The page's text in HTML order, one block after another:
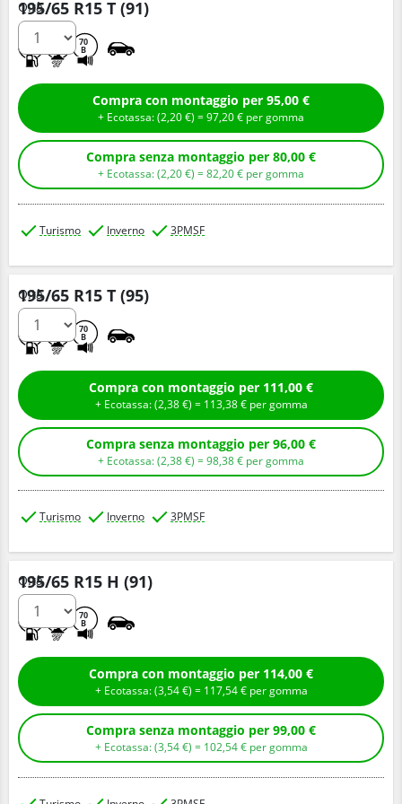
195/65 R15 T (91)
70
B
Q.tà
Compra con montaggio per 95,00 €
+ Ecotassa: (2,20€ ) =97,20€ per gomma
Compra senza montaggio per 80,00 €
+ Ecotassa: (2,20€ ) =82,20€ per gomma
Turismo Inverno 3PMSF
195/65 R15 T (95)
70
B
Q.tà
Compra con montaggio per 111,00 €
+ Ecotassa: (2,38€ ) = 113,38€ per gomma
Compra senza montaggio per 96,00 €
+ Ecotassa: (2,38€ ) =98,38€ per gomma
Turismo Inverno 3PMSF
195/65 R15 H (91)
70
B
Q.tà
Compra con montaggio per 114,00 €
+ Ecotassa: (3,54€ ) = 117,54€ per gomma
Compra senza montaggio per 99,00 €
+ Ecotassa: (3,54€ ) = 102,54€ per gomma